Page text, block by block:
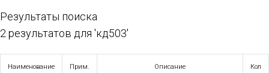
Результаты поиска
2 результатов для 'кд503'
Наименование Прим. Описание Кол